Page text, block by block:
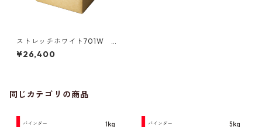
ストレッチホワイト701W 2
0kg
¥26,400
同じカテゴリの商品